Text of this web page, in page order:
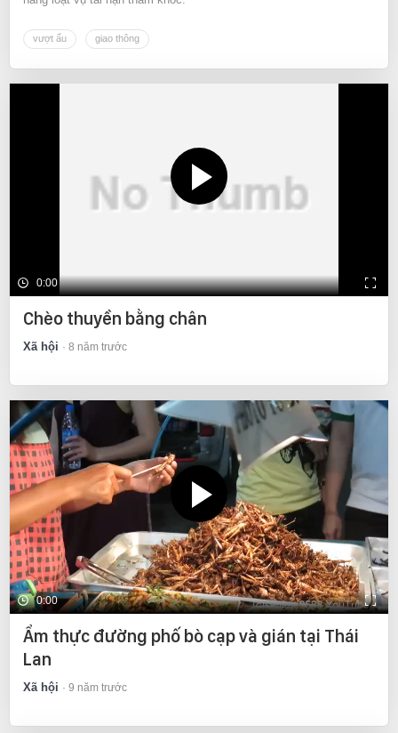
vượt ẩu giao thông
0:00
Chèo thuyền bằng chân
Xã hội 8 năm trước
0:00
Ẩm thực đường phố bò cạp và gián tại Thái
Lan
Xã hội 9 năm trước